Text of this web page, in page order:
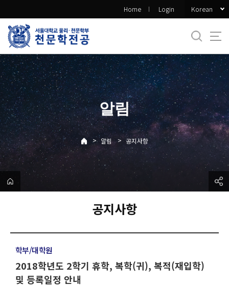
로
메
뉴
Home Login Korean
알림
> 알림 > 공지사항
공지사항
학부/대학원
2018학년도 2학기 휴학, 복학(귀), 복적(재입학)
및 등록일정 안내